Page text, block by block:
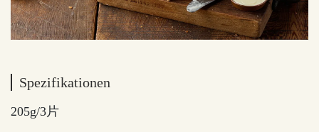
Spezifikationen
205g/3片